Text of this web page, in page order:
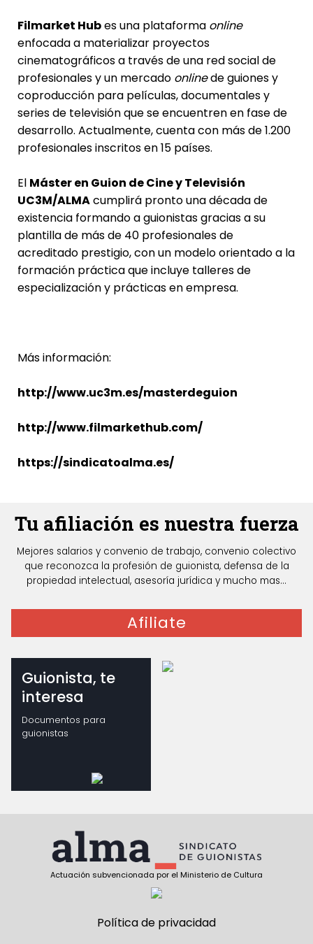
Filmarket Hubes una plataforma online
enfocada a materializar proyectos
cinematográficos a través de una red social de
profesionales y un mercado onlinede guiones y
coproducción para películas, documentales y
series de televisión que se encuentren en fase de
desarrollo. Actualmente, cuenta con más de 1.200
profesionales inscritos en 15 países.
El Máster en Guion de Cine y Televisión
UC3M/ALMAcumplirá pronto una década de
existencia formando a guionistas gracias a su
plantilla de más de 40 profesionales de
acreditado prestigio, con un modelo orientado a la
formación práctica que incluye talleres de
especialización y prácticas en empresa.
Más información:
http://www.uc3m.es/masterdeguion
http://www.filmarkethub.com/
https://sindicatoalma.es/
Tu afiliación es nuestra fuerza
Mejores salarios y convenio de trabajo, convenio colectivo
que reconozca la profesión de guionista, defensa de la
propiedad intelectual, asesoría jurídica y mucho mas...
Afiliate
Guionista, te
interesa
Documentos para
guionistas
Actuación subvencionada por el Ministerio de Cultura
Política de privacidad